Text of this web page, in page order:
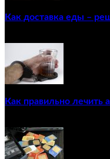
Как доставка еды –
Как правильно лечить